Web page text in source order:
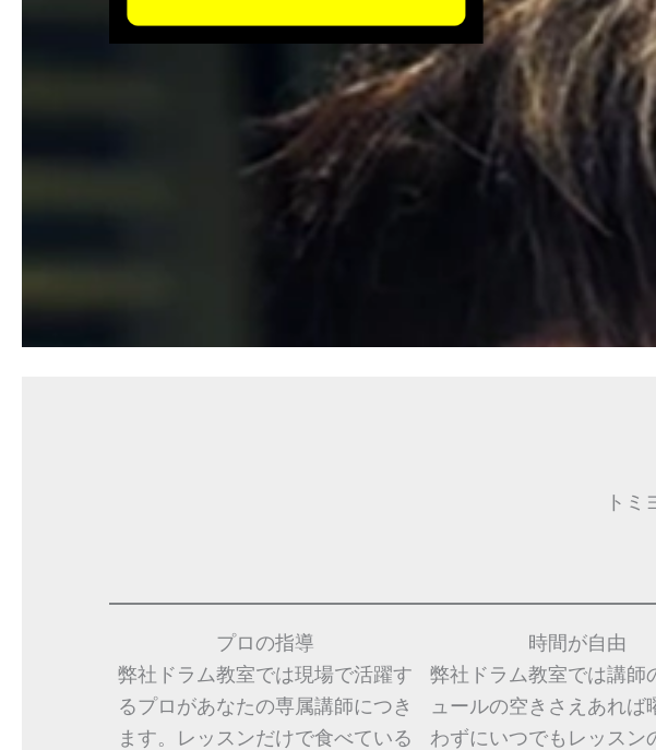
トミ
プロの指導
弊社ドラム教室では現場で活躍す
るプロがあなたの専属講師につき
ます。レッスンだけで食べている
時間が自由
弊社ドラム教室では講師
ュールの空きさえあれば
わずにいつでもレッスン